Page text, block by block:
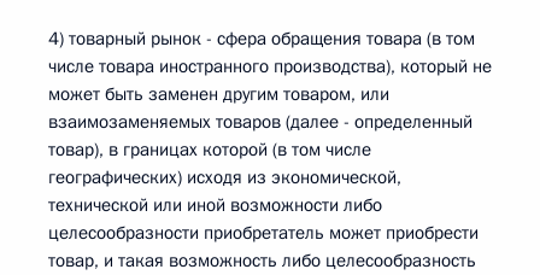
4) товарный рынок - сфера обращения товара (в том
числе товара иностранного производства), который не
может быть заменен другим товаром, или
взаимозаменяемых товаров (далее - определенный
товар), в границах которой (в том числе
географических) исходя из экономической,
технической или иной возможности либо
целесообразности приобретатель может приобрести
товар, и такая возможность либо целесообразность